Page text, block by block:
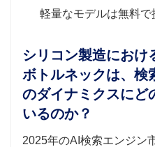
軽量なモデルは無料で
シリコン製造におけ
ボトルネックは、検
のダイナミクスにど
いるのか？
2025年のAI検索エンジン